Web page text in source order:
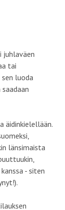
juhlaväen
tai
luoda
äidinkielellään.
länsimaista
­- siten